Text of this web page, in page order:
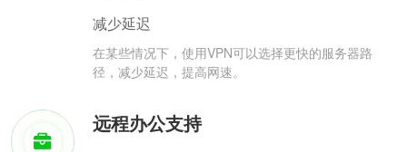
减少延迟
在某些情况下，使用VPN可以选择更快的服务器路
径，减少延迟，提高网速。
远程办公支持